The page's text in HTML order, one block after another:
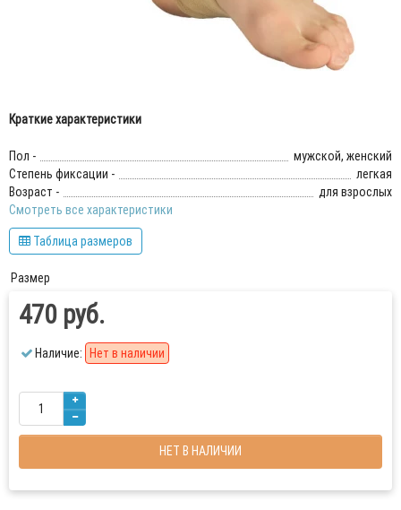
Краткие характеристики
Пол -
мужской, женский
Степень фиксации -
легкая
Возраст -
для взрослых
Смотреть все характеристики
Таблица размеров
Размер
470 руб.
Наличие: Нет в наличии
НЕТ В НАЛИЧИИ